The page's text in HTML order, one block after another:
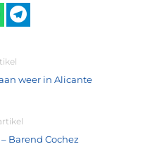
weer in Alicante
Barend Cochez